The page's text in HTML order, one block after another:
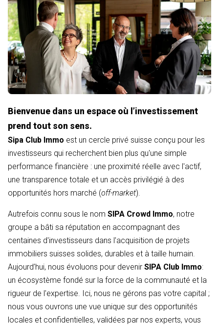
Bienvenue dans un espace où l’investissement
prend tout son sens.
Sipa Club Immo est un cercle privé suisse conçu pour les
investisseurs qui recherchent bien plus qu'une simple
performance financière : une proximité réelle avec l'actif,
une transparence totale et un accès privilégié à des
opportunités hors marché (off-market).
Autrefois connu sous le nom SIPA Crowd Immo, notre
groupe a bâti sa réputation en accompagnant des
centaines d'investisseurs dans l'acquisition de projets
immobiliers suisses solides, durables et à taille humain.
Aujourd’hui, nous évoluons pour devenir SIPA Club Immo:
un écosystème fondé sur la force de la communauté et la
rigueur de l'expertise. Ici, nous ne gérons pas votre capital ;
nous vous ouvrons une vue unique sur des opportunités
locales et confidentielles, validées par nos experts, vous